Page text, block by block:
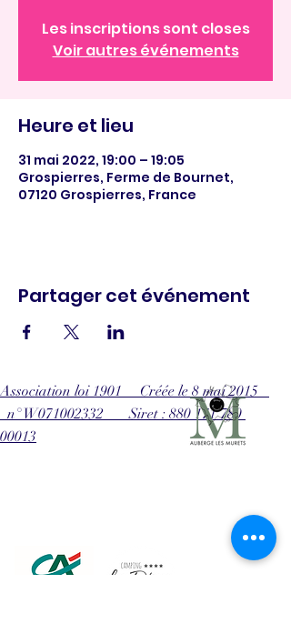
Les inscriptions sont closes
Voir autres événements
Heure et lieu
31 mai 2022, 19:00 – 19:05
Grospierres, Ferme de Bournet,
07120 Grospierres, France
Partager cet événement
Association loi 1901 Créée le 8 mai 2015
n° W071002332 Siret : 880 171 780
00013